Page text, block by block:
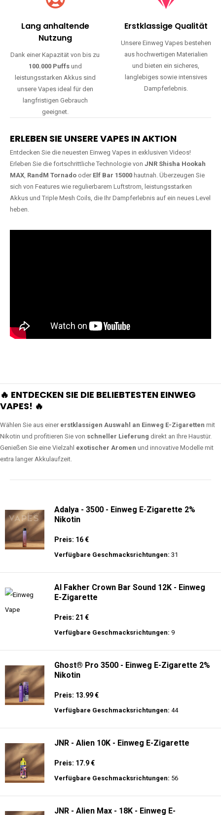
Lang anhaltende
Nutzung
Dank einer Kapazität von bis zu
100.000 Puffsund
leistungsstarken Akkus sind
unsere Vapes ideal für den
langfristigen Gebrauch
geeignet.
Erstklassige Qualität
Unsere Einweg Vapes bestehen
aus hochwertigen Materialien
und bieten ein sicheres,
langlebiges sowie intensives
Dampferlebnis.
ERLEBEN SIE UNSERE VAPES IN AKTION
Entdecken Sie die neuesten Einweg Vapes in exklusiven Videos!
Erleben Sie die fortschrittliche Technologie von JNR Shisha Hookah
MAX, RandM Tornado oder Elf Bar 15000 hautnah. Überzeugen Sie
sich von Features wie regulierbarem Luftstrom, leistungsstarken
Akkus und Triple Mesh Coils, die Ihr Dampferlebnis auf ein neues Level
heben.
🔥 ENTDECKEN SIE DIE BELIEBTESTEN EINWEG
VAPES! 🔥
Wählen Sie aus einer erstklassigen Auswahl an Einweg E-Zigaretten mit
Nikotin und profitieren Sie von schneller Lieferung direkt an Ihre Haustür.
Genießen Sie eine Vielzahl exotischer Aromen und innovative Modelle mit
extra langer Akkulaufzeit.
Adalya - 3500 - Einweg E-Zigarette 2%
Nikotin
Preis: 16 €
Verfügbare Geschmacksrichtungen: 31
Al Fakher Crown Bar Sound 12K - Einweg
E-Zigarette
Preis: 21 €
Verfügbare Geschmacksrichtungen: 9
Ghost® Pro 3500 - Einweg E-Zigarette 2%
Nikotin
Preis: 13.99 €
Verfügbare Geschmacksrichtungen: 44
JNR - Alien 10K - Einweg E-Zigarette
Preis: 17.9 €
Verfügbare Geschmacksrichtungen: 56
JNR - Alien Max - 18K - Einweg E-